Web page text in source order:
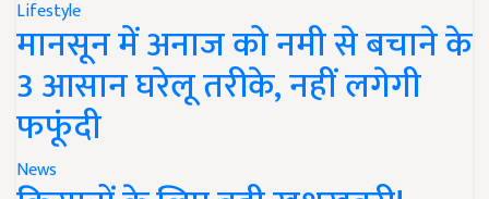
Lifestyle
मानसून में अनाज को नमी से बचाने के
3 आसान घरेलू तरीके, नहीं लगेगी
फफूंदी
News